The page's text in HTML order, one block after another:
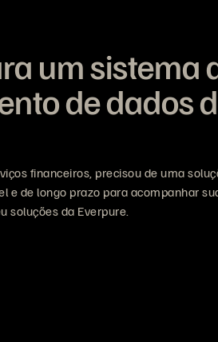
um sistema
de dados
financeiros, precisou de uma
e de longo prazo para acompanhar
soluções da Everpure.